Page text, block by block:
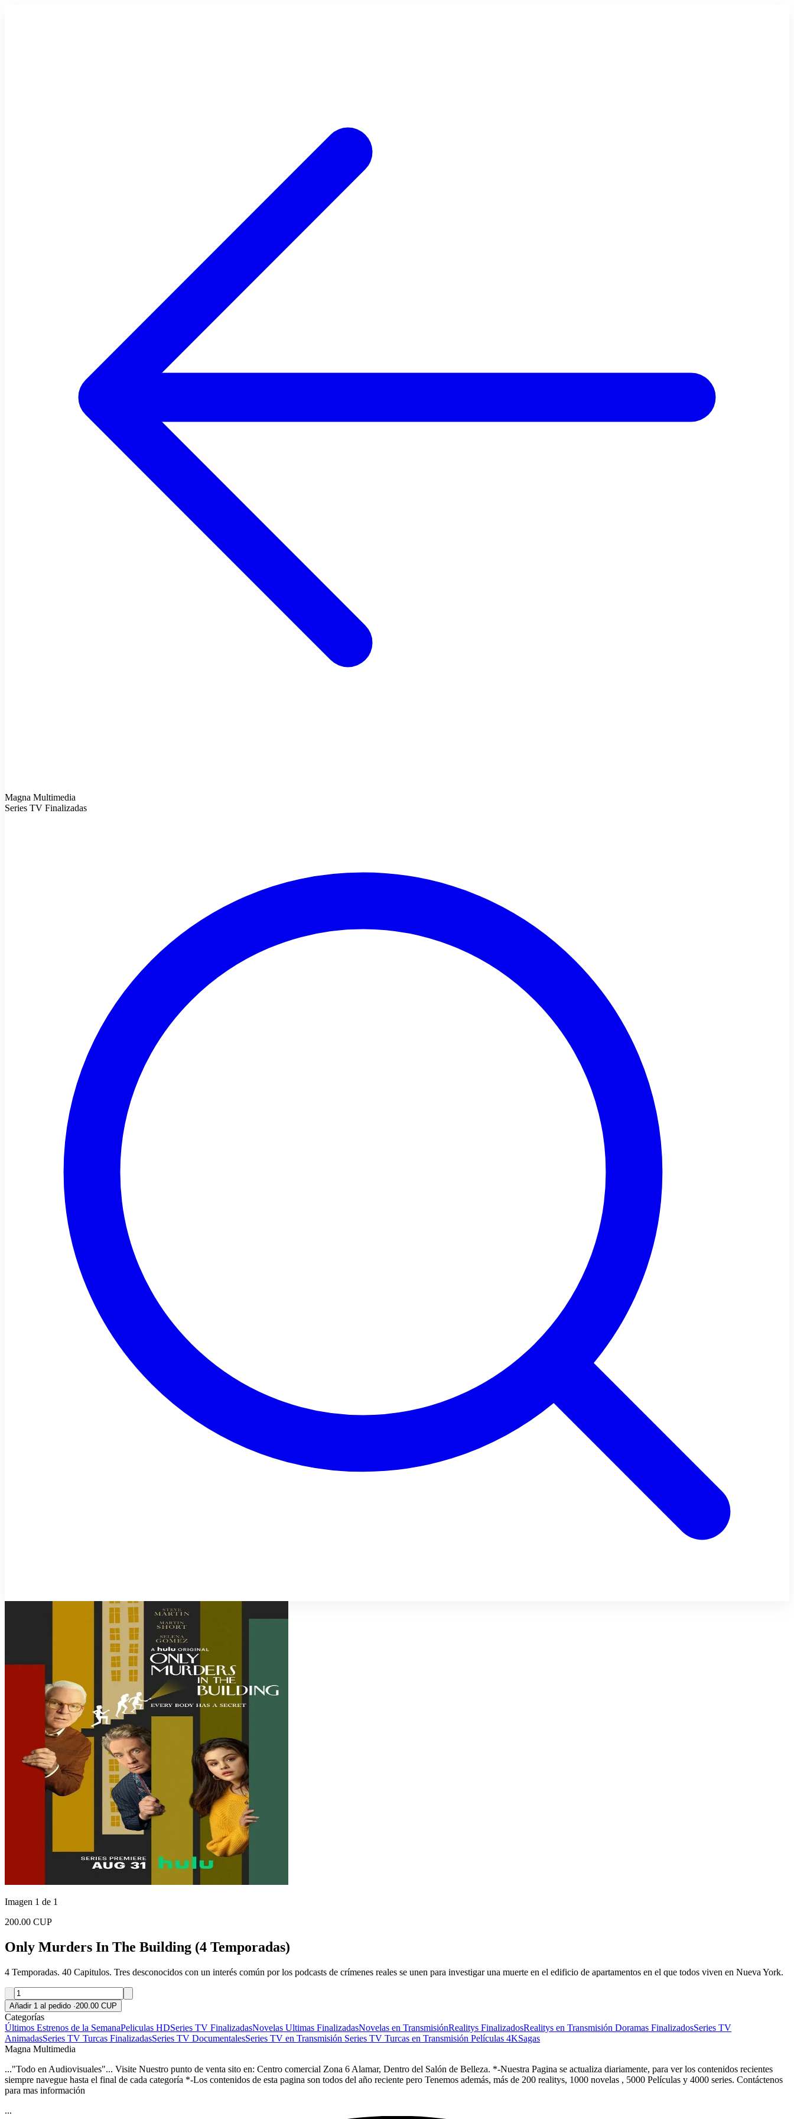
Magna Multimedia
Series TV Finalizadas
Imagen 1 de 1
200.00 CUP
Only Murders In The Building (4 Temporadas)
4 Temporadas. 40 Capitulos. Tres desconocidos con un interés común por los podcasts de crímenes reales se unen para investigar una muerte en el edificio de apartamentos en el que todos viven en Nueva York.
Añadir 1 al pedido ·200.00 CUP
Categorías
Últimos Estrenos de la SemanaPeliculas HDSeries TV FinalizadasNovelas Ultimas FinalizadasNovelas en TransmisiónRealitys FinalizadosRealitys en Transmisión Doramas FinalizadosSeries TV
AnimadasSeries TV Turcas FinalizadasSeries TV DocumentalesSeries TV en Transmisión Series TV Turcas en Transmisión Películas 4KSagas
Magna Multimedia
..."Todo en Audiovisuales"... Visite Nuestro punto de venta sito en: Centro comercial Zona 6 Alamar, Dentro del Salón de Belleza. *-Nuestra Pagina se actualiza diariamente, para ver los contenidos recientes
siempre navegue hasta el final de cada categoría *-Los contenidos de esta pagina son todos del año reciente pero Tenemos además, más de 200 realitys, 1000 novelas , 5000 Películas y 4000 series. Contáctenos
para mas información
...